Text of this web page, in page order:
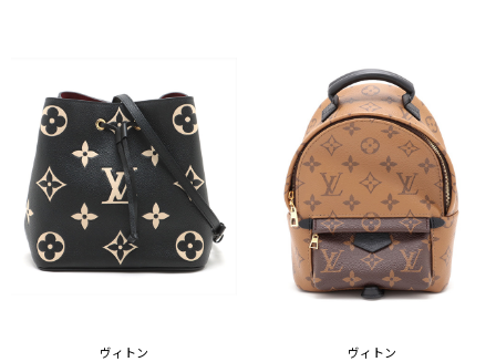
ヴィトン
ヴィトン